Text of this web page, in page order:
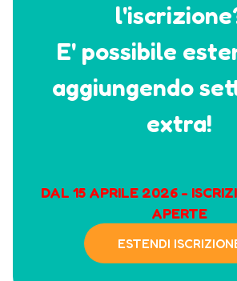
E' possibile
aggiungendo
extra!
DAL 15 APRILE 2026 -
APERTE
ESTENDI